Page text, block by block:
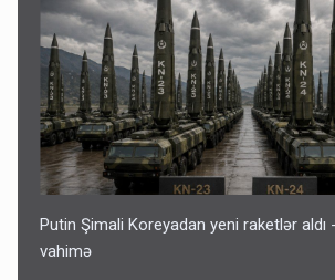
Putin Şimali Koreyadan yeni raketlər aldı
vahimə